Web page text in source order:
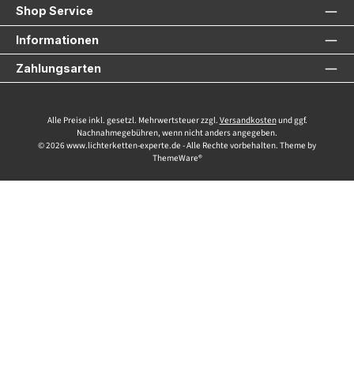
Shop Service
Informationen
Zahlungsarten
Alle Preise inkl. gesetzl. Mehrwertsteuer zzgl. Versandkostenund ggf.
Nachnahmegebühren, wenn nicht anders angegeben.
© 2026 www.lichterketten-experte.de - Alle Rechte vorbehalten. Theme by
ThemeWare®